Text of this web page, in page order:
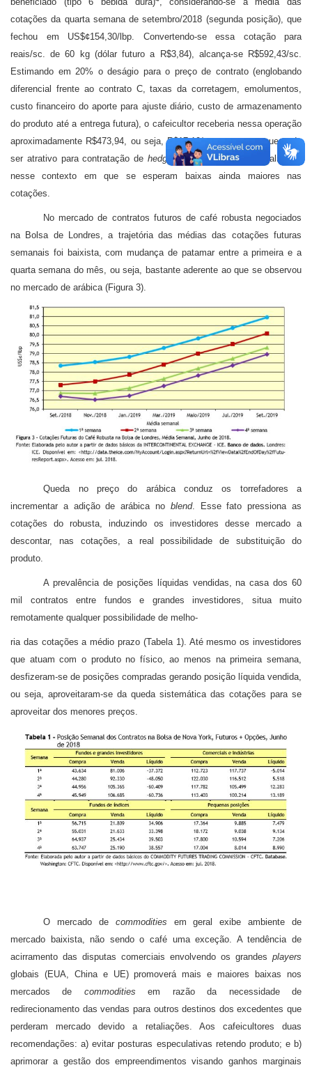
cotações da quarta semana de setembro/2018 (segunda posição), que
fechou em US$¢154,30/lbp. Convertendo-se essa cotação para
reais/sc. de 60 kg (dólar futuro a R$3,84), alcança-se R$592,43/sc.
Estimando em 20% o deságio para o preço de contrato (englobando
diferencial frente ao contrato C, taxas da corretagem, emolumentos,
custo financeiro do aporte para ajuste diário, custo de armazenamento
do produto até a entrega futura), o cafeicultor receberia nessa operação
aproximadamente R$473,94, ou seja, R$17,19/sc., montante que pode
ser atrativo para contratação de hedge para o produto, especialmente
nesse contexto em que se esperam baixas ainda maiores nas
cotações.
No mercado de contratos futuros de café robusta negociados
na Bolsa de Londres, a trajetória das médias das cotações futuras
semanais foi baixista, com mudança de patamar entre a primeira e a
quarta semana do mês, ou seja, bastante aderente ao que se observou
no mercado de arábica (Figura 3).
Queda no preço do arábica conduz os torrefadores a
incrementar a adição de arábica no blend. Esse fato pressiona as
cotações do robusta, induzindo os investidores desse mercado a
descontar, nas cotações, a real possibilidade de substituição do
produto.
A prevalência de posições líquidas vendidas, na casa dos 60
mil contratos entre fundos e grandes investidores, situa muito
remotamente qualquer possibilidade de melho-
ria das cotações a médio prazo (Tabela 1). Até mesmo os investidores
que atuam com o produto no físico, ao menos na primeira semana,
desfizeram-se de posições compradas gerando posição líquida vendida,
ou seja, aproveitaram-se da queda sistemática das cotações para se
aproveitar dos menores preços.
O mercado de commodities em geral exibe ambiente de
mercado baixista, não sendo o café uma exceção. A tendência de
acirramento das disputas comerciais envolvendo os grandes players
globais (EUA, China e UE) promoverá mais e maiores baixas nos
mercados de commodities em razão da necessidade de
redirecionamento das vendas para outros destinos dos excedentes que
perderam mercado devido a retaliações. Aos cafeicultores duas
recomendações: a) evitar posturas especulativas retendo produto; e b)
aprimorar a gestão dos empreendimentos visando ganhos marginais